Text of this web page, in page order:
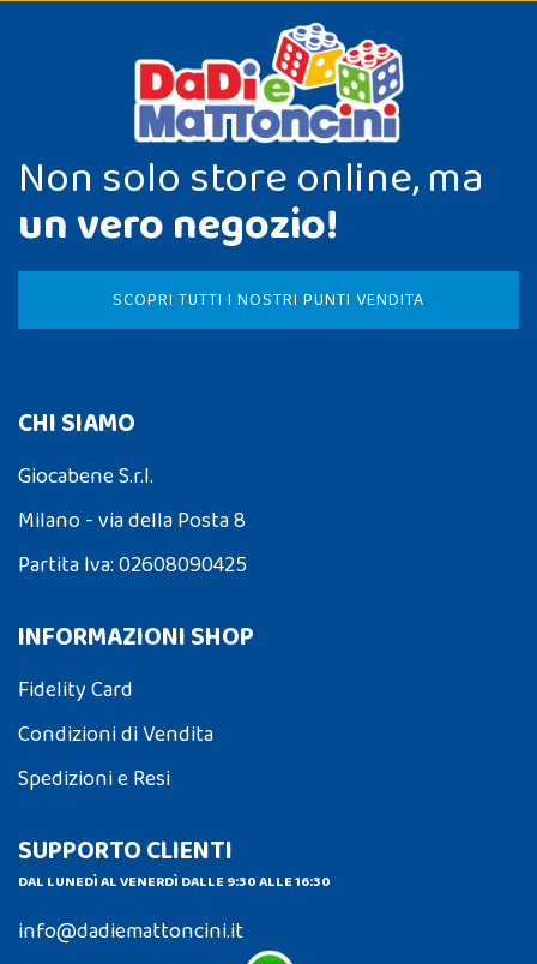
Non solo store online, ma
un vero negozio!
SCOPRI TUTTI I NOSTRI PUNTI VENDITA
CHI SIAMO
Giocabene S.r.l.
Milano - via della Posta 8
Partita Iva: 02608090425
INFORMAZIONI SHOP
Fidelity Card
Condizioni di Vendita
Spedizioni e Resi
SUPPORTO CLIENTI
DAL LUNEDÌ AL VENERDÌ DALLE 9:30 ALLE 16:30
info@dadiemattoncini.it